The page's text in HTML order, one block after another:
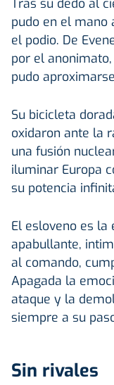
pudo en el mano
el podio. De
por el
pudo
Su bicicleta
oxidaron ante la
una fusión
iluminar Europa
su potencia
El esloveno es la
apabullante,
al comando,
Apagada la
ataque y la
siempre a su
Sin rivales